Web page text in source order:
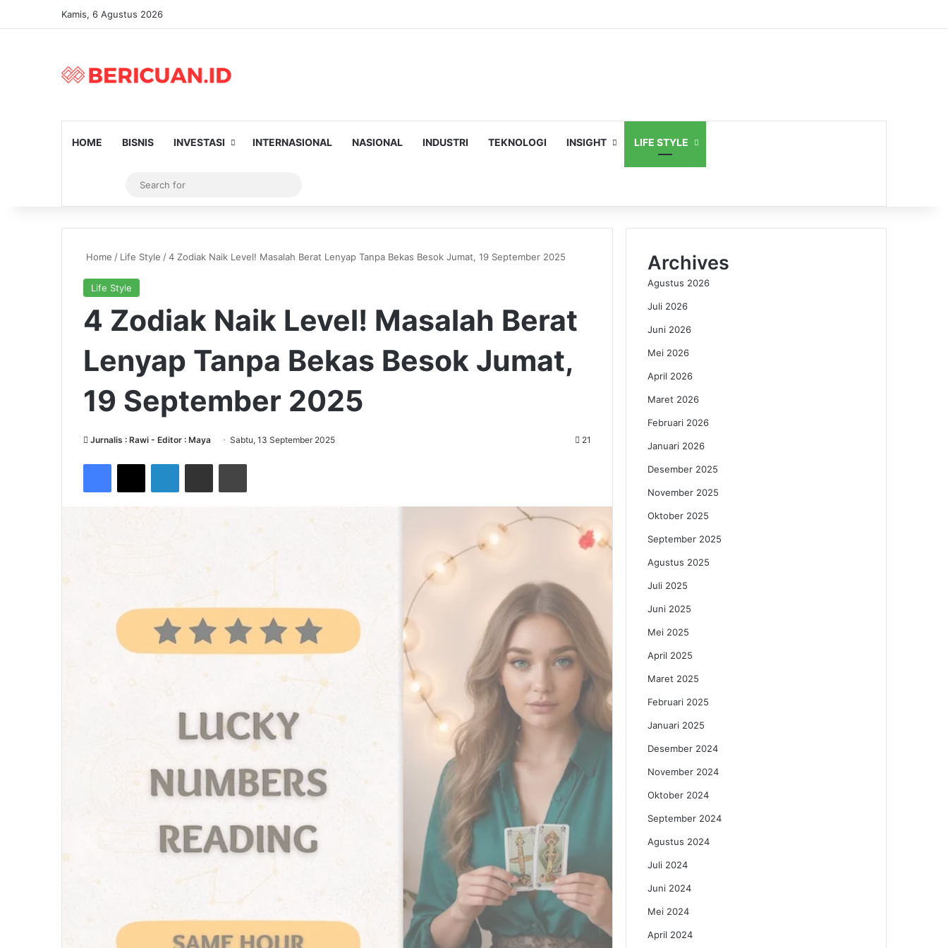
Kamis, 6 Agustus 2026
HOME BISNIS INVESTASI INTERNASIONAL NASIONAL INDUSTRI TEKNOLOGI INSIGHT LIFE STYLE
Artikel Random
Switch skin
for
Home / Life Style /4 Zodiak Naik Level! Masalah Berat Lenyap Tanpa Bekas Besok Jumat, 19 September 2025
Life Style
4 Zodiak Naik Level! Masalah Berat
Lenyap Tanpa Bekas Besok Jumat,
19 September 2025
Jurnalis : Rawi - Editor : Maya Sabtu, 13 September 2025 21
Archives
Agustus 2026
Juli 2026
Juni 2026
Mei 2026
April 2026
Maret 2026
Februari 2026
Januari 2026
Desember 2025
November 2025
Oktober 2025
September 2025
Agustus 2025
Juli 2025
Juni 2025
Mei 2025
April 2025
Maret 2025
Februari 2025
Januari 2025
Desember 2024
November 2024
Oktober 2024
September 2024
Agustus 2024
Juli 2024
Juni 2024
Mei 2024
April 2024